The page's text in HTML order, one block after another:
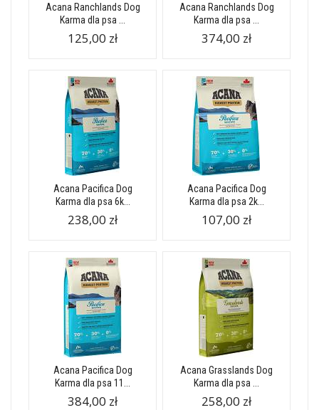
Acana Ranchlands Dog
Karma dla psa ...
125,00 zł
Acana Ranchlands Dog
Karma dla psa ...
374,00 zł
Acana Pacifica Dog
Karma dla psa 6k...
238,00 zł
Acana Pacifica Dog
Karma dla psa 2k...
107,00 zł
Acana Pacifica Dog
Karma dla psa 11...
384,00 zł
Acana Grasslands Dog
Karma dla psa ...
258,00 zł